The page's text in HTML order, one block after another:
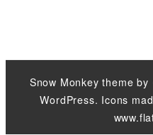
Snow Monkey theme by
WordPress. Icons